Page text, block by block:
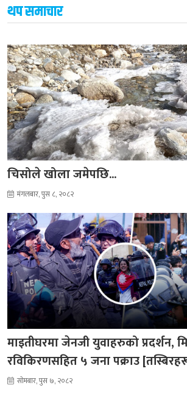
थप समाचार
चिसोले खोला जमेपछि...
मंगलबार, पुस ८, २०८२
माइतीघरमा जेनजी युवाहरुको प्रदर्शन,
रविकिरणसहित ५ जना पक्राउ
सोमबार, पुस ७, २०८२